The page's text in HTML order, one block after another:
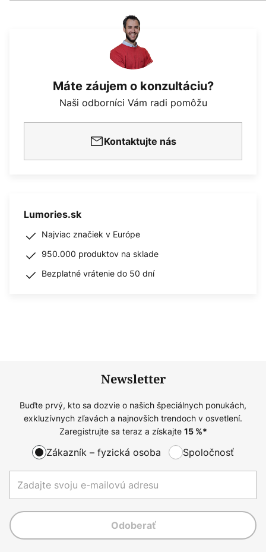
Máte záujem o konzultáciu?
Naši odborníci Vám radi pomôžu
Kontaktujte nás
Lumories.sk
Najviac značiek v Európe
950.000 produktov na sklade
Bezplatné vrátenie do 50 dní
Newsletter
Buďte prvý, kto sa dozvie o našich špeciálnych ponukách,
exkluzívnych zľavách a najnovších trendoch v osvetlení.
Zaregistrujte sa teraz a získajte 15%*
Zákazník – fyzická osoba Spoločnosť
Odoberať